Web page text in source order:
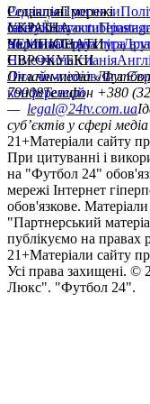
РедакціяПрогнози
сайтуКонтакти
політикаСтруктура
Соціальні мережі
facebookxyoutube
УКРАЇНА
УкраїнаПерша ліга
ЧЕМПІОНАТИ
НімеччинаІспанія
ЄВРОКУБКИ
Ліга чемпіонівЛіга
конференцій
Онлайн-медіа
79008Телефон +380
— legal@24tv.com.ua
суб’єктів у сфері
21+Матеріали сайту
При цитуванні і
на "Футбол 24"
мережі Інтернет
обов'язкове.
"Партнерський
публікуємо на правах
21+Матеріали сайту
Усi права захищенi. ©
Люкс". "Футбол 24".